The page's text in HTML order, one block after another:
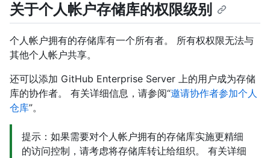
关于个人帐户存储库的权限级别
个人帐户拥有的存储库有一个所有者。 所有权权限无法与
其他个人帐户共享。
还可以添加 GitHub Enterprise Server 上的用户成为存储
库的协作者。 有关详细信息，请参阅“邀请协作者参加个人
仓库”。
提示：如果需要对个人帐户拥有的存储库实施更精细
的访问控制，请考虑将存储库转让给组织。 有关详细